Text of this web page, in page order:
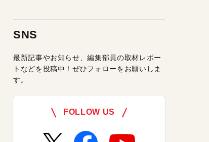
SNS
最新記事やお知らせ、編集部員の取材レポー
トなどを投稿中！ぜひフォローをお願いしま
す。
FOLLOW US